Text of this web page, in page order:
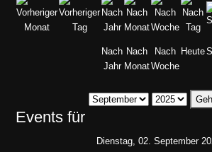
Nach
Jahr
Nach
Monat
Nach
Woche
Heute
Events für
Dienstag, 02. September